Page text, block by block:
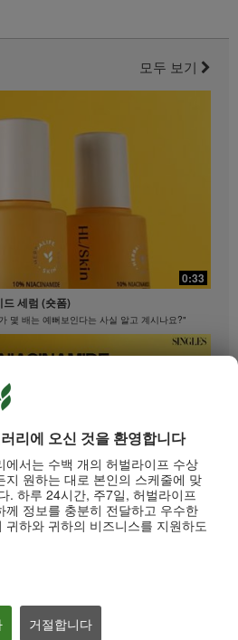
리에 오신 것을 환영합니다
에서는 수백 개의 허벌라이프 수상
지 원하는 대로 본인의 스케줄에 맞
. 하루 24시간, 주7일, 허벌라이프
께 정보를 충분히 전달하고 우수한
귀하와 귀하의 비즈니스를 지원하도
거절합니다
모두 보기
0:33
세럼 (숏폼)
몇 배는 예뻐보인다는 사실 알고 계시나요?"
0:33
세럼 (롱폼)